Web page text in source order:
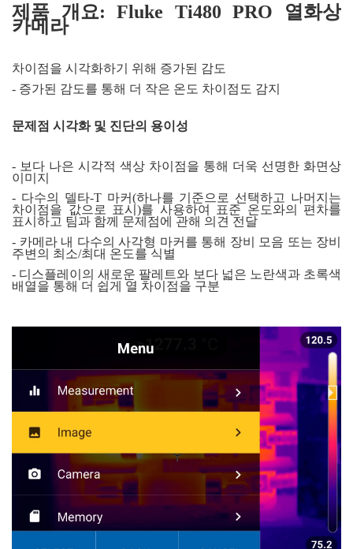
제품 개요: Fluke Ti480 PRO 열화상
카메라
차이점을 시각화하기 위해 증가된 감도
- 증가된 감도를 통해 더 작은 온도 차이점도 감지
문제점 시각화 및 진단의 용이성
- 보다 나은 시각적 색상 차이점을 통해 더욱 선명한 화면상
이미지
- 다수의 델타-T 마커(하나를 기준으로 선택하고 나머지는
차이점을 값으로 표시 )를 사용하여 표준 온도와의 편차를
표시하고 팀과 함께 문제점에 관해 의견 전달
- 카메라 내 다수의 사각형 마커를 통해 장비 모음 또는 장비
주변의 최소/최대 온도를 식별
- 디스플레이의 새로운 팔레트와 보다 넓은 노란색과 초록색
배열을 통해 더 쉽게 열 차이점을 구분